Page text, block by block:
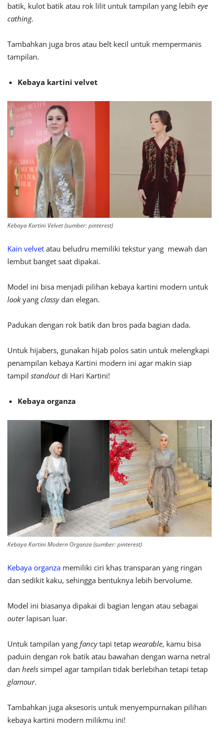
batik, kulot batik atau rok lilit untuk tampilan yang lebih eye
cathing.
Tambahkan juga bros atau belt kecil untuk mempermanis
tampilan.
Kebaya kartini velvet
Kebaya Kartini Velvet (sumber: pinterest)
Kain velvet atau beludru memiliki tekstur yang mewah dan
lembut banget saat dipakai.
Model ini bisa menjadi pilihan kebaya kartini modern untuk
lookyang classydan elegan.
Padukan dengan rok batik dan bros pada bagian dada.
Untuk hijabers, gunakan hijab polos satin untuk melengkapi
penampilan kebaya Kartini modern ini agar makin siap
tampil standoutdi Hari Kartini!
Kebaya organza
Kebaya Kartini Modern Organza (sumber: pinterest)
Kebaya organza memiliki ciri khas transparan yang ringan
dan sedikit kaku, sehingga bentuknya lebih bervolume.
Model ini biasanya dipakai di bagian lengan atau sebagai
outerlapisan luar.
Untuk tampilan yang fancytapi tetap wearable, kamu bisa
paduin dengan rok batik atau bawahan dengan warna netral
dan heels simpel agar tampilan tidak berlebihan tetapi tetap
glamour.
Tambahkan juga aksesoris untuk menyempurnakan pilihan
kebaya kartini modern milikmu ini!